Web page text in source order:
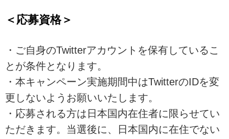
＜応募資格＞
・ご自身のTwitterアカウントを保有しているこ
とが条件となります。
・本キャンペーン実施期間中はTwitterのIDを変
更しないようお願いいたします。
・応募される方は日本国内在住者に限らせてい
ただきます。当選後に、日本国内に在住でない